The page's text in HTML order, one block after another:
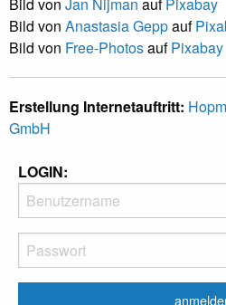
Bild von Anastasia Geppauf
Bild von Free-PhotosaufPixabay
Erstellung Internetauftritt:
GmbH
LOGIN: